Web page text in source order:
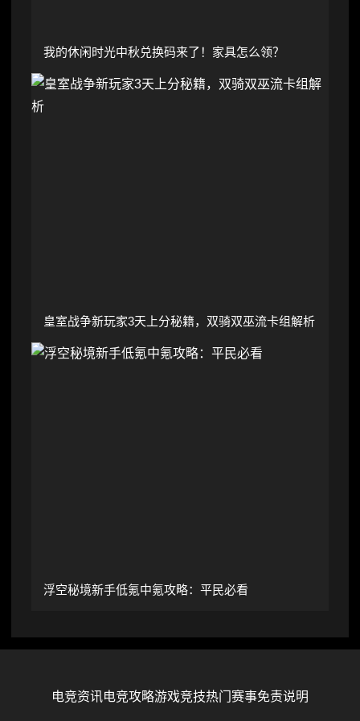
我的休闲时光中秋兑换码来了！家具怎么领？
皇室战争新玩家3天上分秘籍，双骑双巫流卡组解析
浮空秘境新手低氪中氪攻略：平民必看
电竞资讯电竞攻略游戏竞技热门赛事免责说明